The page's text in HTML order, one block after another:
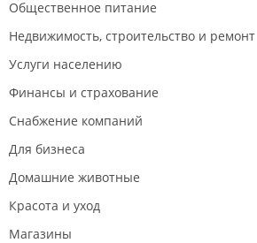
Общественное питание
Недвижимость, строительство и ремонт
Услуги населению
Финансы и страхование
Снабжение компаний
Для бизнеса
Домашние животные
Красота и уход
Магазины